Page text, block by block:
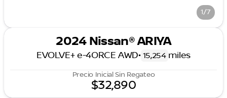
1/7
2024 Nissan® ARIYA
EVOLVE+ e-4ORCE AWD• 15,254 miles
Precio Inicial Sin Regateo
$32,890